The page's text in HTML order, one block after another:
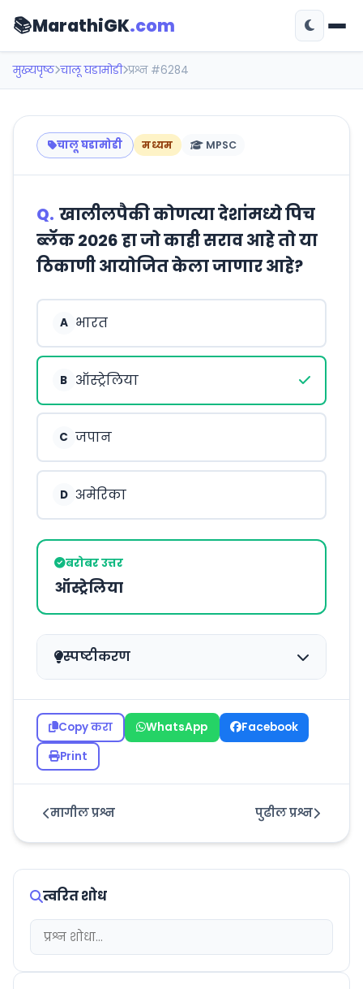
📚MarathiGK.com
मुख्यपृष्ठ चालू घडामोडी प्रश्न #6284
चालू घडामोडी मध्यम MPSC
Q. खालीलपैकी कोणत्या देशांमध्ये पिच
ब्लॅक 2026 हा जो काही सराव आहे तो या
ठिकाणी आयोजित केला जाणार आहे?
A भारत
B ऑस्ट्रेलिया
C जपान
D अमेरिका
बरोबर उत्तर
ऑस्ट्रेलिया
स्पष्टीकरण
Copy करा WhatsApp
Facebook
Print
मागील प्रश्न पुढील प्रश्न
त्वरित शोध